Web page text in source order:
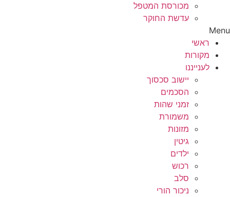
מכורסת המטפל
עדשת החוקר
Menu
ראשי
מקורות
לענייננו
יישוב סכסוך
הסכמים
זמני שהות
משמורת
מזונות
גיטין
ילדים
רכוש
סלב
ניכור הורי